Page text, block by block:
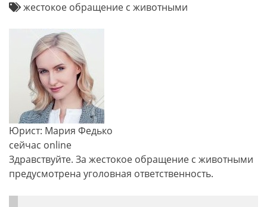
жестокое обращение с животными
Юрист: Мария Федько
сейчас online
Здравствуйте. За жестокое обращение с животными
предусмотрена уголовная ответственность.